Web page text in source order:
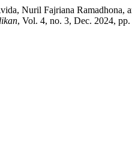
Nuril Fajriana Ramadhona,
, Vol. 4, no. 3, Dec. 2024,